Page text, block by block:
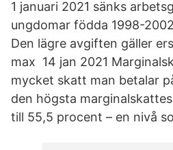
1 januari 2021 sänks
ungdomar födda 1998-
Den lägre avgiften gäller
max 14 jan 2021
mycket skatt man betalar
den högsta
till 55,5 procent – en nivå